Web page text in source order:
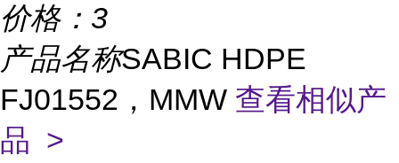
价格： 3
产品名称SABIC HDPE
FJ01552，MMW 查看相似产
品 >